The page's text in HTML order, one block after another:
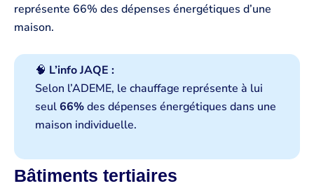
représente 66% des dépenses énergétiques d’une
maison.
🧠 L’info JAQE :
Selon l’ADEME, le chauffage représente à lui
seul66%des dépenses énergétiques dans une
maison individuelle.
Bâtiments tertiaires